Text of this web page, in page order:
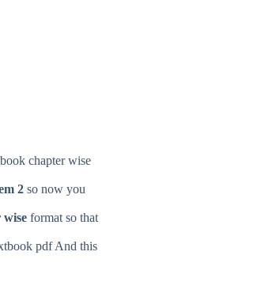
chapter wise
2 so now you
format so that
pdf And this